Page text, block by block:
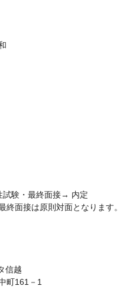
・最終面接→ 内定
接は原則対面となります。
中町161－1